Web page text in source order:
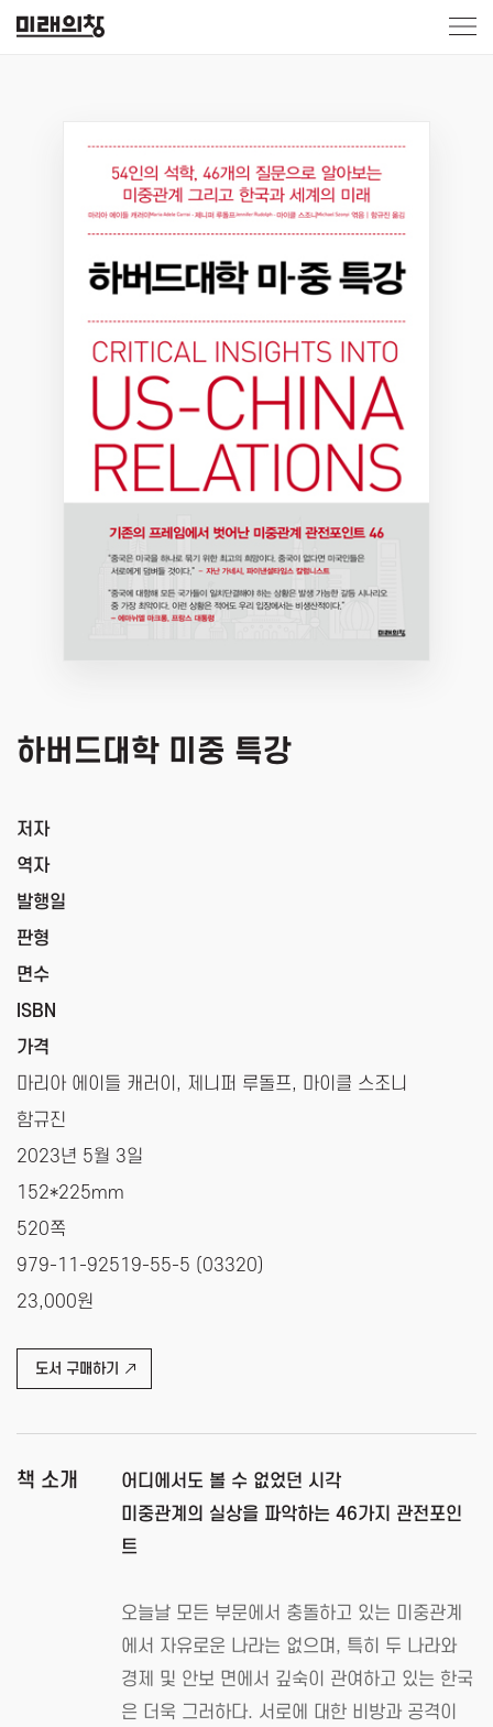
하버드대학 미중 특강
저자
역자
발행일
판형
면수
ISBN
가격
마리아 에이들 캐러이, 제니퍼 루돌프, 마이클 스조니
함규진
2023년 5월 3일
152*225mm
520쪽
979-11-92519-55-5 (03320)
23,000원
도서 구매하기
책 소개
어디에서도 볼 수 없었던 시각
미중관계의 실상을 파악하는 46가지 관전포인
트
오늘날 모든 부문에서 충돌하고 있는 미중관계
에서 자유로운 나라는 없으며, 특히 두 나라와
경제 및 안보 면에서 깊숙이 관여하고 있는 한국
은 더욱 그러하다. 서로에 대한 비방과 공격이